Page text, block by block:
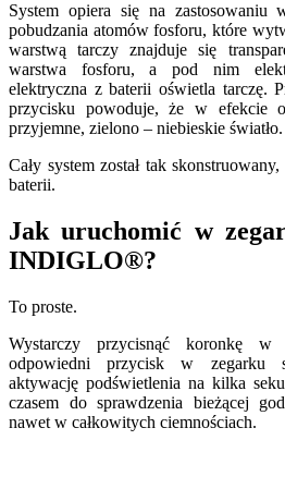
System opiera się na zastosowaniu
pobudzania atomów fosforu, które
warstwą tarczy znajduje się
warstwa fosforu, a pod nim
elektryczna z baterii oświetla tarczę.
przycisku powoduje, że w efekcie
przyjemne, zielono – niebieskie światło.
Cały system został tak
baterii.
Jak uruchomić w
INDIGLO®?
To proste.
Wystarczy przycisnąć koronkę w
odpowiedni przycisk w zegarku
aktywację podświetlenia na kilka
czasem do sprawdzenia bieżącej
nawet w całkowitych ciemnościach.